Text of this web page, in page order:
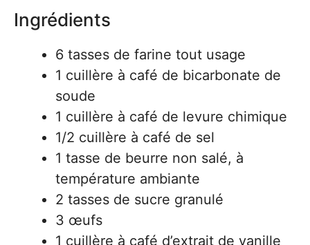
Ingrédients
6 tasses de farine tout usage
1 cuillère à café de bicarbonate de
soude
1 cuillère à café de levure chimique
1/2 cuillère à café de sel
1 tasse de beurre non salé, à
température ambiante
2 tasses de sucre granulé
3 œufs
1 cuillère à café d’extrait de vanille